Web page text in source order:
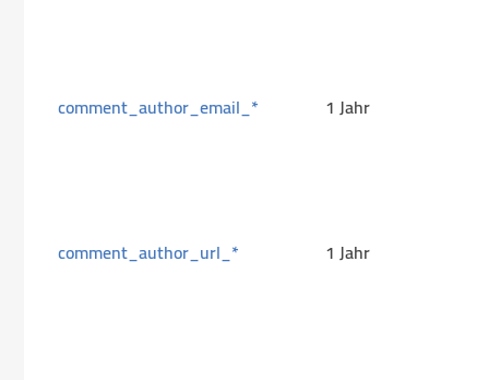
comment_author_email_* 1 Jahr
comment_author_url_* 1 Jahr